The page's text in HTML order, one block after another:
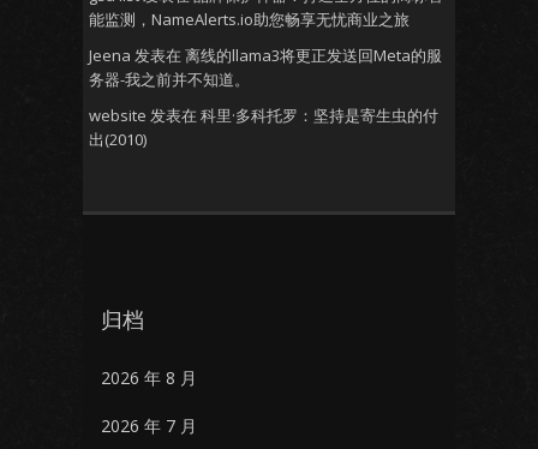
能监测，NameAlerts.io助您畅享无忧商业之旅
Jeena 发表在 离线的llama3将更正发送回Meta的服
务器-我之前并不知道。
website 发表在 科里·多科托罗：坚持是寄生虫的付
出(2010)
归档
2026 年 8 月
2026 年 7 月